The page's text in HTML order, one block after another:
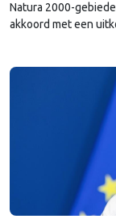
Natura 2000-
akkoord met een